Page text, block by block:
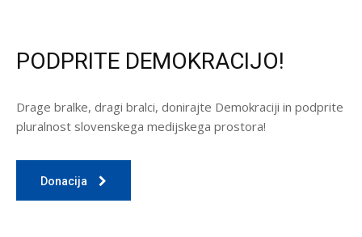
PODPRITE DEMOKRACIJO!
Drage bralke, dragi bralci, donirajte Demokraciji in podprite
pluralnost slovenskega medijskega prostora!
Donacija